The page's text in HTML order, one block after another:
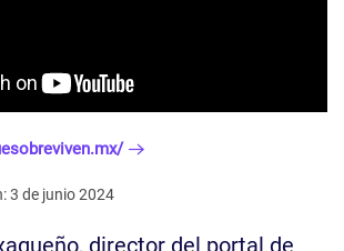
3 de junio 2024
director del portal de